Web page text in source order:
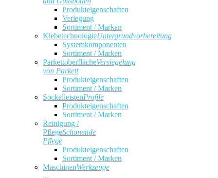
Produkteigenschaften
Verlegung
Sortiment / Marken
KlebetechnologieUntergrundvorbereitung
Systemkomponenten
Sortiment / Marken
ParkettoberflächeVersiegelung
von Parkett
Produkteigenschaften
Sortiment / Marken
SockelleistenProfile
Produkteigenschaften
Sortiment / Marken
Reinigung /
PflegeSchonende
Pflege
Produkteigenschaften
Sortiment / Marken
MaschinenWerkzeuge
...